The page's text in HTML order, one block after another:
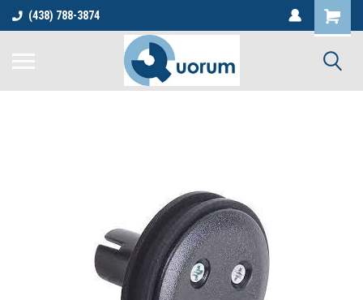
(438) 788-3874